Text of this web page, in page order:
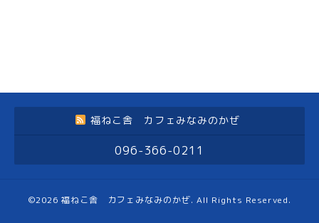
福ねこ舎 カフェみなみのかぜ
096-366-0211
©2026 福ねこ舎 カフェみなみのかぜ. All Rights Reserved.